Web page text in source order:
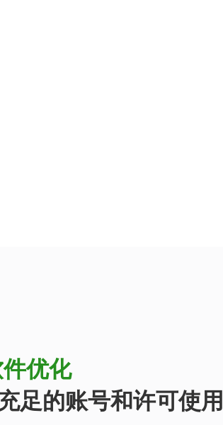
优化
足的账号和许可使用